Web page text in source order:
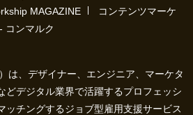
MAGAZINE
コンテンツマーケ
コンマルク
は、デザイナー、エンジニア、マーケタ
どデジタル業界で活躍するプロフェッシ
ッチングするジョブ型雇用支援サービス